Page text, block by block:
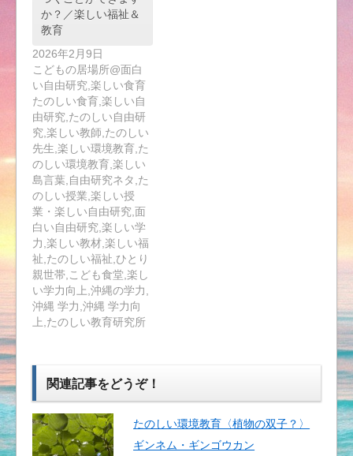
か？／楽しい福祉＆
教育
2026年2月9日
こどもの居場所@面白
い自由研究,楽しい食育
たのしい食育,楽しい自
由研究,たのしい自由研
究,楽しい教師,たのしい
先生,楽しい環境教育,た
のしい環境教育,楽しい
島言葉,自由研究ネタ,た
のしい授業,楽しい授
業・楽しい自由研究,面
白い自由研究,楽しい学
力,楽しい教材,楽しい福
祉,たのしい福祉,ひとり
親世帯,こども食堂,楽し
い学力向上,沖縄の学力,
沖縄 学力,沖縄 学力向
上,たのしい教育研究所
関連記事をどうぞ！
たのしい環境教育〈植物の双子？〉
ギンネム・ギンゴウカン